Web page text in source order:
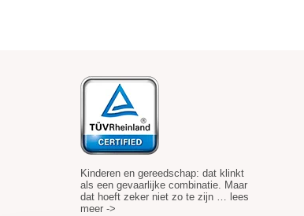
Kinderen en gereedschap: dat klinkt
als een gevaarlijke combinatie. Maar
dat hoeft zeker niet zo te zijn … lees
meer ->